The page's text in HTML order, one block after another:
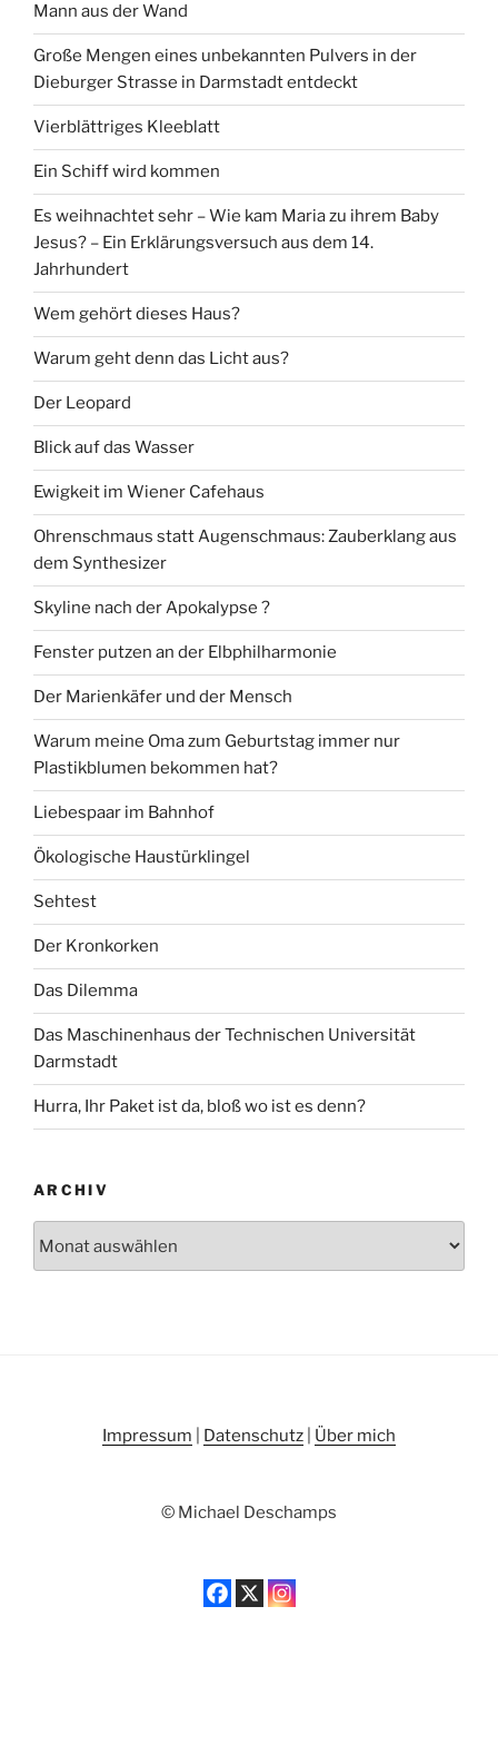
Mann aus der Wand
Große Mengen eines unbekannten Pulvers in der
Dieburger Strasse in Darmstadt entdeckt
Vierblättriges Kleeblatt
Ein Schiff wird kommen
Es weihnachtet sehr – Wie kam Maria zu ihrem Baby
Jesus? – Ein Erklärungsversuch aus dem 14.
Jahrhundert
Wem gehört dieses Haus?
Warum geht denn das Licht aus?
Der Leopard
Blick auf das Wasser
Ewigkeit im Wiener Cafehaus
Ohrenschmaus statt Augenschmaus: Zauberklang aus
dem Synthesizer
Skyline nach der Apokalypse ?
Fenster putzen an der Elbphilharmonie
Der Marienkäfer und der Mensch
Warum meine Oma zum Geburtstag immer nur
Plastikblumen bekommen hat?
Liebespaar im Bahnhof
Ökologische Haustürklingel
Sehtest
Der Kronkorken
Das Dilemma
Das Maschinenhaus der Technischen Universität
Darmstadt
Hurra, Ihr Paket ist da, bloß wo ist es denn?
ARCHIV
Impressum Datenschutz Über mich
© Michael Deschamps